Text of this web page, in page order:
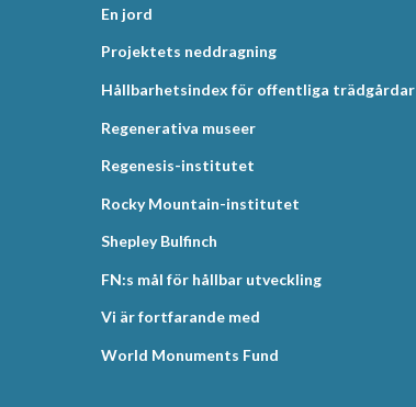
En jord
Projektets neddragning
Hållbarhetsindex för offentliga trädgårdar
Regenerativa museer
Regenesis-institutet
Rocky Mountain-institutet
Shepley Bulfinch
FN:s mål för hållbar utveckling
Vi är fortfarande med
World Monuments Fund